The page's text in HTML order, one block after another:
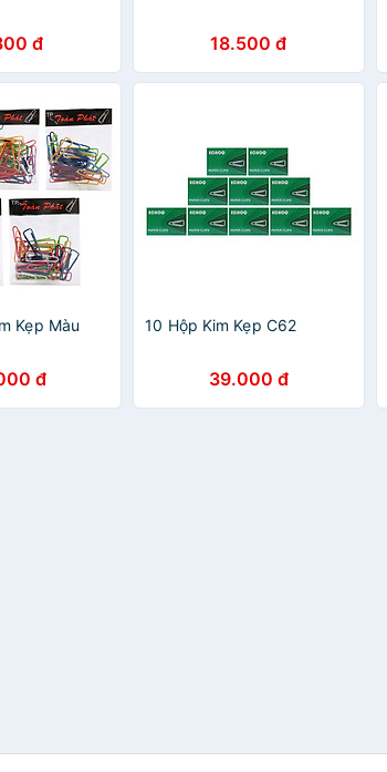
đ 18.500 đ
Kẹp Màu
đ
10 Hộp Kim Kẹp C62
39.000 đ